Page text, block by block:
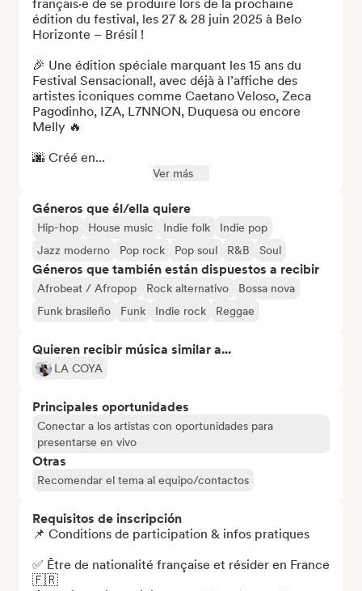
français·e de se produire lors de la prochaine
édition du festival, les 27 & 28 juin 2025 à Belo
Horizonte – Brésil !
🎉 Une édition spéciale marquant les 15 ans du
Festival Sensacional!, avec déjà à l’affiche des
artistes iconiques comme Caetano Veloso, Zeca
Pagodinho, IZA, L7NNON, Duquesa ou encore
Melly 🔥
🌆 Créé en...
Ver más
Géneros que él/ella quiere
Hip-hop House music Indie folk
Indie pop
Jazz moderno
Pop rock Pop soul R&B Soul
Géneros que también están dispuestos a recibir
Afrobeat / Afropop Rock alternativo
Bossa nova
Funk brasileño
Funk Indie rock Reggae
Quieren recibir música similar a...
LA COYA
Principales oportunidades
Conectar a los artistas con oportunidades para
presentarse en vivo
Otras
Recomendar el tema al equipo/contactos
Requisitos de inscripción
📌 Conditions de participation & infos pratiques
✅ Être de nationalité française et résider en France
🇫🇷